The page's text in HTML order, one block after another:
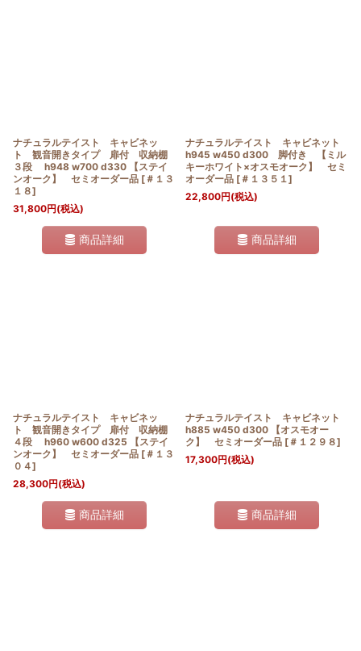
ナチュラルテイスト キャビネッ
ト 観音開きタイプ 扉付 収納棚
３段 h948 w700 d330 【ステイ
ンオーク】 セミオーダー品 [ ＃１３
１８]
31,800円(税込)
商品詳細
ナチュラルテイスト キャビネット
h945 w450 d300 脚付き 【ミル
キーホワイト×オスモオーク】 セミ
オーダー品 [ ＃１３５１]
22,800円(税込)
商品詳細
ナチュラルテイスト キャビネッ
ト 観音開きタイプ 扉付 収納棚
４段 h960 w600 d325 【ステイ
ンオーク】 セミオーダー品 [ ＃１３
０４]
28,300円(税込)
商品詳細
ナチュラルテイスト キャビネット
h885 w450 d300 【オスモオー
ク】 セミオーダー品 [ ＃１２９８]
17,300円(税込)
商品詳細